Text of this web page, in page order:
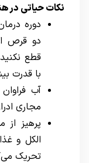
نکات حیاتی در
دوره
دو قرص
قطع
با قدرت
آب
مجاری
پرهیز
الکل و
تحریک